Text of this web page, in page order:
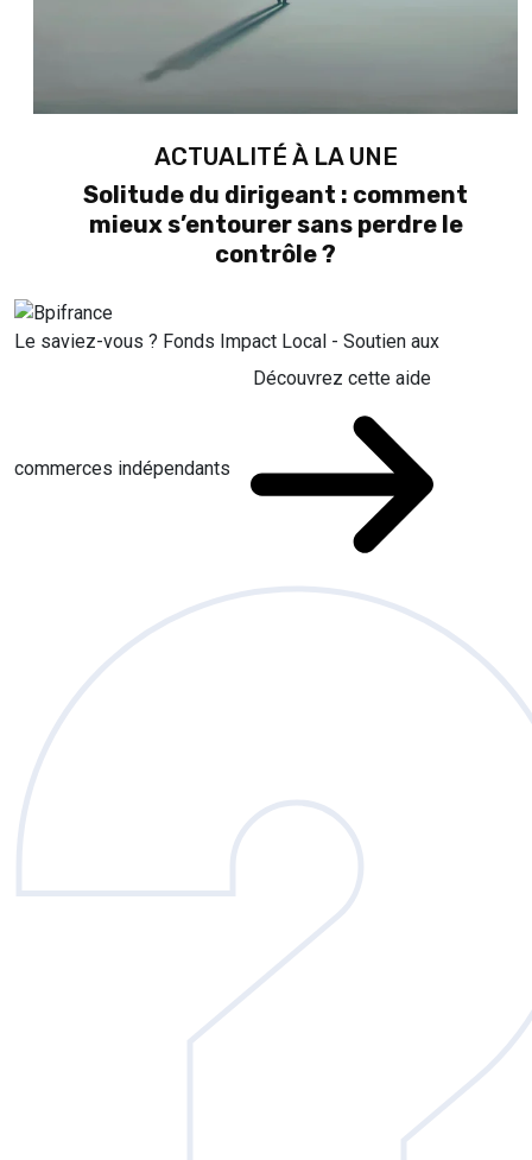
ACTUALITÉ À LA UNE
Solitude du dirigeant : comment
mieux s’entourer sans perdre le
contrôle ?
Le saviez-vous ? Fonds Impact Local - Soutien aux
commerces indépendants
Découvrez cette aide